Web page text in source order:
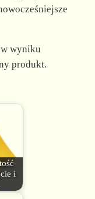
wyniku
produkt.
i